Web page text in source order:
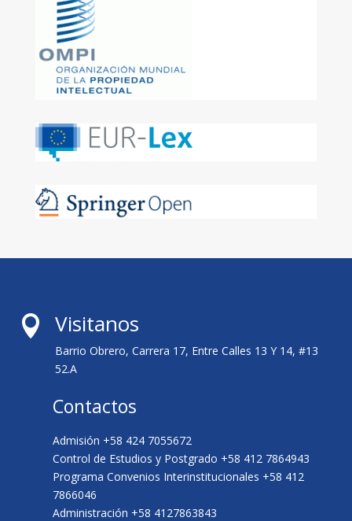
 Visitanos
Barrio Obrero, Carrera 17, Entre Calles 13 Y 14, #13
52.A
Contactos
Admisión +58 424 7055672
Control de Estudios y Postgrado +58 412 7864943
Programa Convenios Interinstitucionales +58 412
7866046
Administración +58 4127863843